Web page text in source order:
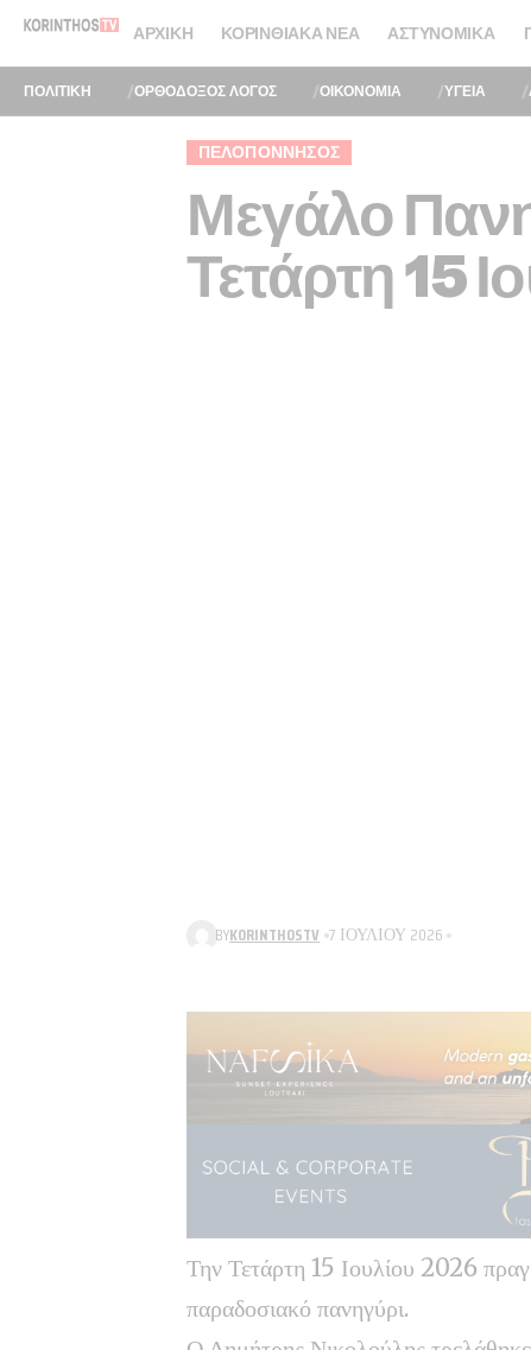
ΑΡΧΙΚΉ ΚΟΡΙΝΘΙΑΚΆ ΝΈΑ ΑΣΤΥΝΟΜΙΚΆ
ΠΟΛΙΤΙΚΗ ΟΡΘΟΔΟΞΟΣ ΛΟΓΟΣ ΟΙΚΟΝΟΜΙΑ ΥΓΕΙΑ
ΠΕΛΟΠΌΝΝΗΣΟΣ
Μεγάλο
Τετάρτη 15
BYKORINTHOSTV 7 ΙΟΥΛΊΟΥ 2026
Την Τετάρτη 15 Ιουλίου 2026
παραδοσιακό πανηγύρι.